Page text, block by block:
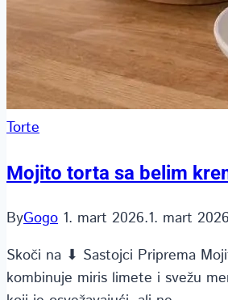
Torte
Mojito torta sa belim
ByGogo 1. mart 2026.1. mart
Skoči na ⬇ Sastojci Priprema
kombinuje miris limete i svežu